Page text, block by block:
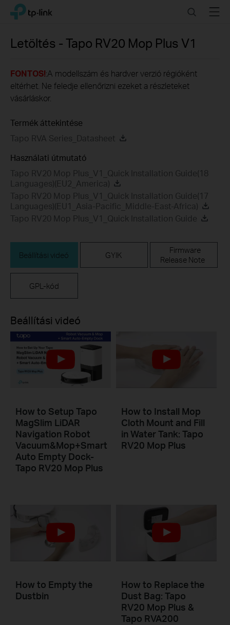
Click
navigation
TP-Link, Reliably Smart SearchMenu
Letöltés -Tapo RV20 Mop Plus V1
FONTOS!:A modellszám és hardver verzió régióként
eltérhet. Ne feledje ellenőrizni ezeket a részleteket
vásárláskor.
Termék áttekintése
Tapo RVA Series_Datasheet
Használati útmutató
Tapo RV20 Mop Plus_V1_Quick Installation Guide(18
Languages)(EU2_America)
Tapo RV20 Mop Plus_V1_Quick Installation Guide(17
Languages)(EU1_Asia-Pacific_Middle-East-Africa)
Tapo RV20 Mop Plus_V1_Quick Installation Guide
Beállítási videó GYIK
Firmware
Release Note
GPL-kód
Beállítási videó
How to Setup Tapo
MagSlim LiDAR
Navigation Robot
Vacuum&Mop+Smart
Auto Empty Dock-
Tapo RV20 Mop Plus
How to Install Mop
Cloth Mount and Fill
in Water Tank: Tapo
RV20 Mop Plus
How to Empty the
Dustbin
How to Replace the
Dust Bag: Tapo
RV20 Mop Plus &
Tapo RVA200